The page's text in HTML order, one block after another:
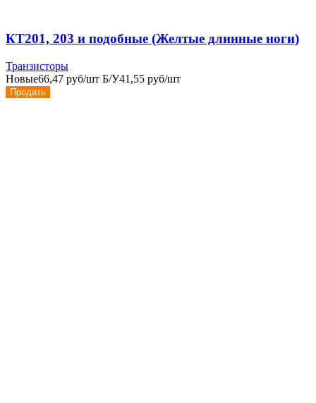
КТ201, 203 и подобные (Желтые длинные ноги)
Транзисторы
Новые66,47 руб/шт Б/У41,55 руб/шт
Продать